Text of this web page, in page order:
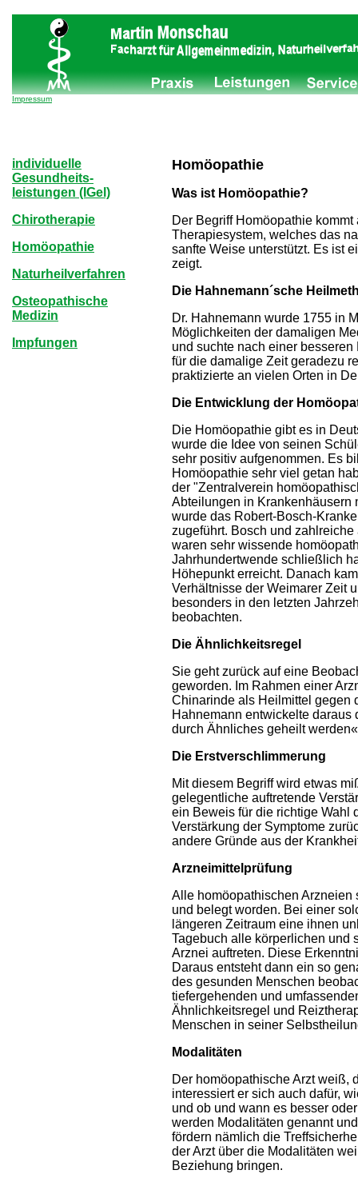
Impressum
individuelle
Gesundheits-
leistungen (IGel)
Chirotherapie
Homöopathie
Naturheilverfahren
Osteopathische
Medizin
Impfungen
Homöopathie
Was ist Homöopathie?
Der Begriff Homöopathie
Therapiesystem, welches das
sanfte Weise unterstützt. Es ist
zeigt.
Die Hahnemann´sche
Dr. Hahnemann wurde 1755 in
Möglichkeiten der damaligen
und suchte nach einer
für die damalige Zeit geradezu
praktizierte an vielen Orten in
Die Entwicklung der
Die Homöopathie gibt es in
wurde die Idee von seinen
sehr positiv aufgenommen. Es
Homöopathie sehr viel getan
der "Zentralverein
Abteilungen in Krankenhäusern
wurde das Robert-Bosch-
zugeführt. Bosch und
waren sehr wissende
Jahrhundertwende schließlich
Höhepunkt erreicht. Danach
Verhältnisse der Weimarer Zeit
besonders in den letzten
beobachten.
Die Ähnlichkeitsregel
Sie geht zurück auf eine
geworden. Im Rahmen einer
Chinarinde als Heilmittel gegen
Hahnemann entwickelte
durch Ähnliches geheilt
Die Erstverschlimmerung
Mit diesem Begriff wird etwas
gelegentliche auftretende
ein Beweis für die richtige Wahl
Verstärkung der Symptome
andere Gründe aus der
Arzneimittelprüfung
Alle homöopathischen Arzneien
und belegt worden. Bei einer
längeren Zeitraum eine ihnen
Tagebuch alle körperlichen und
Arznei auftreten. Diese
Daraus entsteht dann ein so
des gesunden Menschen
tiefergehenden und
Ähnlichkeitsregel und
Menschen in seiner
Modalitäten
Der homöopathische Arzt weiß,
interessiert er sich auch dafür,
und ob und wann es besser
werden Modalitäten genannt
fördern nämlich die
der Arzt über die Modalitäten
Beziehung bringen.